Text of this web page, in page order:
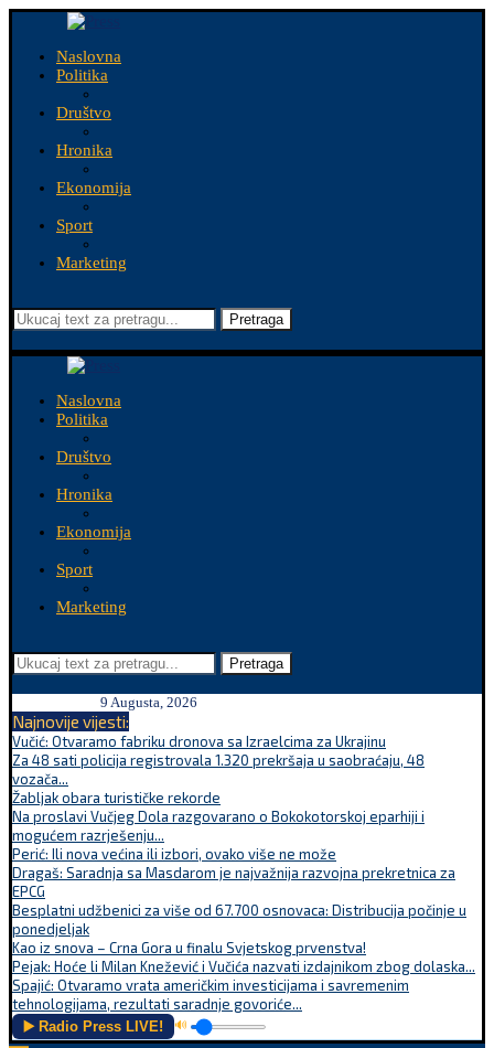
Naslovna
Politika
Društvo
Hronika
Ekonomija
Sport
Marketing
Pretraga
Naslovna
Politika
Društvo
Hronika
Ekonomija
Sport
Marketing
Pretraga
9 Augusta, 2026
Najnovije vijesti:
Vučić: Otvaramo fabriku dronova sa Izraelcima za Ukrajinu
Za 48 sati policija registrovala 1.320 prekršaja u saobraćaju, 48
vozača...
Žabljak obara turističke rekorde
Na proslavi Vučjeg Dola razgovarano o Bokokotorskoj eparhiji i
mogućem razrješenju...
Perić: Ili nova većina ili izbori, ovako više ne može
Dragaš: Saradnja sa Masdarom je najvažnija razvojna prekretnica za
EPCG
Besplatni udžbenici za više od 67.700 osnovaca: Distribucija počinje u
ponedjeljak
Kao iz snova – Crna Gora u finalu Svjetskog prvenstva!
Pejak: Hoće li Milan Knežević i Vučića nazvati izdajnikom zbog dolaska...
Spajić: Otvaramo vrata američkim investicijama i savremenim
tehnologijama, rezultati saradnje govoriće...
▶️ Radio Press LIVE! 🔊